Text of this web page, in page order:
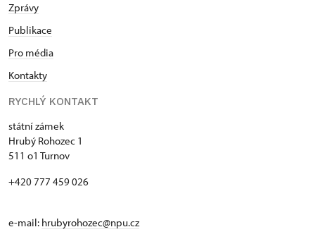
Zprávy
Publikace
Pro média
Kontakty
RYCHLÝ KONTAKT
státní zámek
Hrubý Rohozec 1
511 o1 Turnov
+420 777 459 026
e-mail: hrubyrohozec@npu.cz